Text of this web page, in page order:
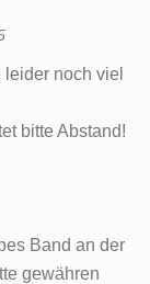
noch viel
bitte Abstand!
Band an der
gewähren